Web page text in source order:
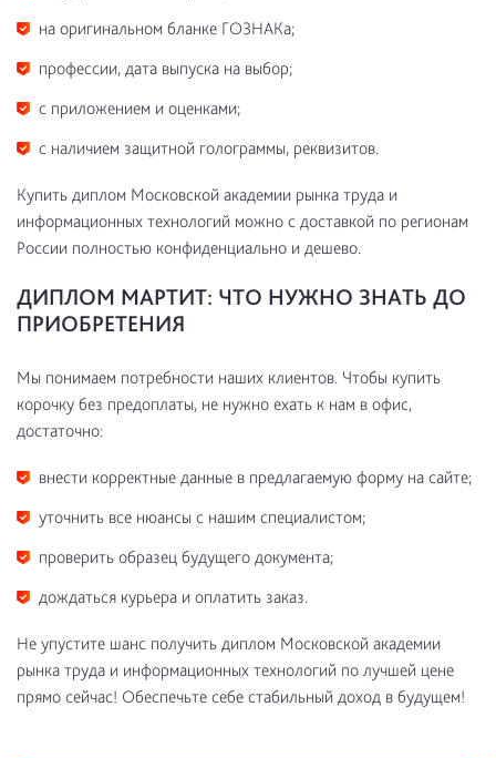
на оригинальном бланке ГОЗНАКа;
профессии, дата выпуска на выбор;
с приложением и оценками;
с наличием защитной голограммы, реквизитов.
Купить диплом Московской академии рынка труда и
информационных технологий можно с доставкой по регионам
России полностью конфиденциально и дешево.
ДИПЛОМ МАРТИТ: ЧТО НУЖНО ЗНАТЬ ДО
ПРИОБРЕТЕНИЯ
Мы понимаем потребности наших клиентов. Чтобы купить
корочку без предоплаты, не нужно ехать к нам в офис,
достаточно:
внести корректные данные в предлагаемую форму на сайте;
уточнить все нюансы с нашим специалистом;
проверить образец будущего документа;
дождаться курьера и оплатить заказ.
Не упустите шанс получить диплом Московской академии
рынка труда и информационных технологий по лучшей цене
прямо сейчас! Обеспечьте себе стабильный доход в будущем!